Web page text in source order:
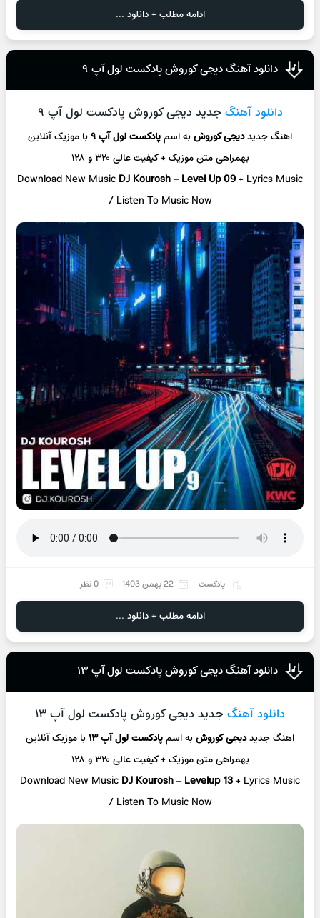
ادامه مطلب + دانلود ...
دانلود آهنگ دیجی کوروش پادکست لول آپ ۹
دانلود آهنگ جدید دیجی کوروش پادکست لول آپ ۹
اهنگ جدیددیجی کوروشبه اسمپادکست لول آپ ۹
با موزیک آنلاین
بهمراهی متن موزیک + کیفیت عالی ۳۲۰ و ۱۲۸
Download New Music DJ Kourosh– Level Up 09+ Lyrics Music
/ Listen To Music Now
پادکست 22 بهمن 1403 0 نظر
ادامه مطلب + دانلود ...
دانلود آهنگ دیجی کوروش پادکست لول آپ ۱۳
دانلود آهنگ جدید دیجی کوروش پادکست لول آپ ۱۳
اهنگ جدیددیجی کوروشبه اسمپادکست لول آپ ۱۳
با موزیک آنلاین
بهمراهی متن موزیک + کیفیت عالی ۳۲۰ و ۱۲۸
Download New Music DJ Kourosh– Levelup 13+ Lyrics Music
/ Listen To Music Now